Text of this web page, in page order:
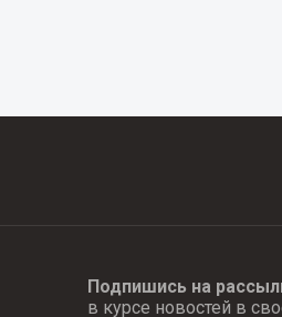
Подпишись на
в курсе новостей в